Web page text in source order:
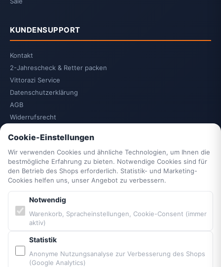
KUNDENSUPPORT
Kontakt
2-Jahrescheck & Retter packen
Vittorazi Service
Datenschutzerklärung
AGB
Widerrufsrecht
Impressum
Cookie-Einstellungen
Barrierefreiheit
Sitemap
PARTNER & MARKEN
Vittorazi Motoren MY25
Airconception
Apco Aviation
Cookie-Einstellungen
Wir verwenden Cookies und ähnliche Technologien, um Ihnen die
bestmögliche Erfahrung zu bieten. Notwendige Cookies sind für
den Betrieb des Shops erforderlich. Statistik- und Marketing-
Cookies helfen uns, unser Angebot zu verbessern.
Notwendig
Warenkorb, Spracheinstellungen, Cookie-Consent (immer
aktiv)
Statistik
Anonyme Nutzungsanalyse zur Verbesserung des Shops
(Google Analytics)